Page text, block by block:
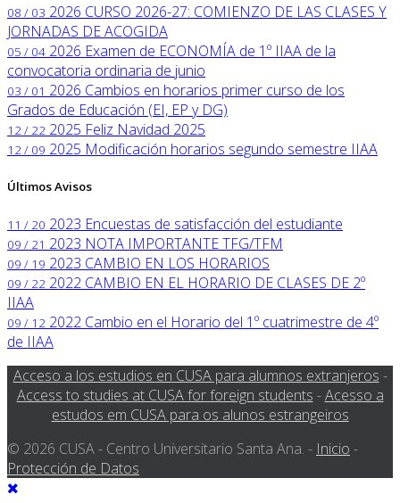
08 / 03 2026 CURSO 2026-27: COMIENZO DE LAS CLASES Y
JORNADAS DE ACOGIDA
05 / 04 2026 Examen de ECONOMÍA de 1º IIAA de la
convocatoria ordinaria de junio
03 / 01 2026 Cambios en horarios primer curso de los
Grados de Educación (EI, EP y DG)
12 / 22 2025 Feliz Navidad 2025
12 / 09 2025 Modificación horarios segundo semestre IIAA
Últimos Avisos
11 / 20 2023 Encuestas de satisfacción del estudiante
09 / 21 2023 NOTA IMPORTANTE TFG/TFM
09 / 19 2023 CAMBIO EN LOS HORARIOS
09 / 22 2022 CAMBIO EN EL HORARIO DE CLASES DE 2º
IIAA
09 / 12 2022 Cambio en el Horario del 1º cuatrimestre de 4º
de IIAA
Acceso a los estudios en CUSA para alumnos extranjeros -
Access to studies at CUSA for foreign students -Acesso a
estudos em CUSA para os alunos estrangeiros
© 2026 CUSA - Centro Universitario Santa Ana. - Inicio -
Protección de Datos